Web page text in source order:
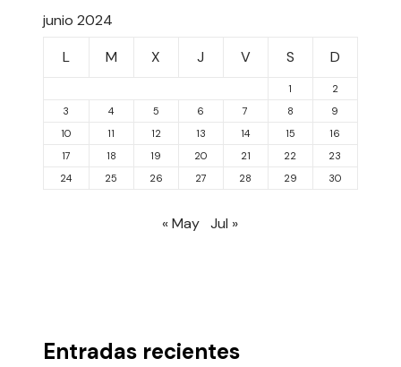
junio 2024
L
M X J V S D
1
2
3
4 5 6 7 8
9
10
11 12 13 14 15
16
17
18 19 20 21 22
23
24
25 26 27 28 29 30
« May Jul »
Entradas recientes